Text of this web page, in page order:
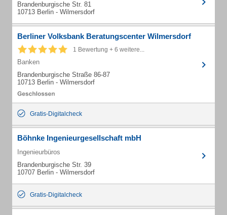
Brandenburgische Str. 81
10713 Berlin - Wilmersdorf
Berliner Volksbank Beratungscenter Wilmersdorf
1 Bewertung + 6 weitere...
Banken
Brandenburgische Straße 86-87
10713 Berlin - Wilmersdorf
Gratis-Digitalcheck
Böhnke Ingenieurgesellschaft mbH
Ingenieurbüros
Brandenburgische Str. 39
10707 Berlin - Wilmersdorf
Gratis-Digitalcheck